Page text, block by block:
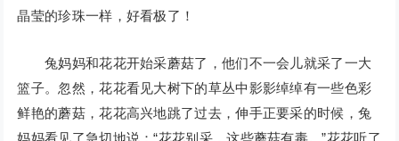
晶莹的珍珠一样，好看极了！
兔妈妈和花花开始采蘑菇了，他们不一会儿就采了一大
篮子。忽然，花花看见大树下的草丛中影影绰绰有一些色彩
鲜艳的蘑菇，花花高兴地跳了过去，伸手正要采的时候，兔